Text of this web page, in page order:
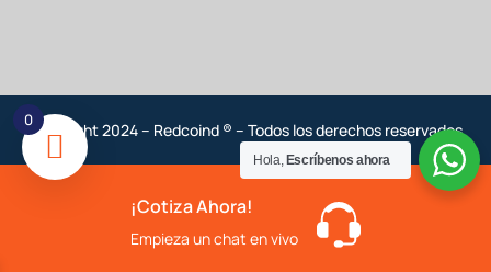
Copyright 2024 – Redcoind ® – Todos los derechos reservados
¡Cotiza Ahora!
Empieza un chat en vivo
Hola, Escríbenos ahora
0